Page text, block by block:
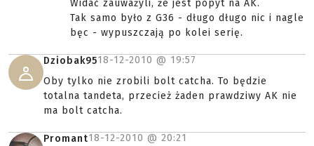
Widać zauważyli, że jest popyt na AK.
Tak samo było z G36 - długo długo nic i nagle
bęc - wypuszczają po kolei serię.
Dziobak9518-12-2010 @ 19:57
Oby tylko nie zrobili bolt catcha. To będzie
totalna tandeta, przecież żaden prawdziwy AK nie
ma bolt catcha.
Promant18-12-2010 @ 20:21